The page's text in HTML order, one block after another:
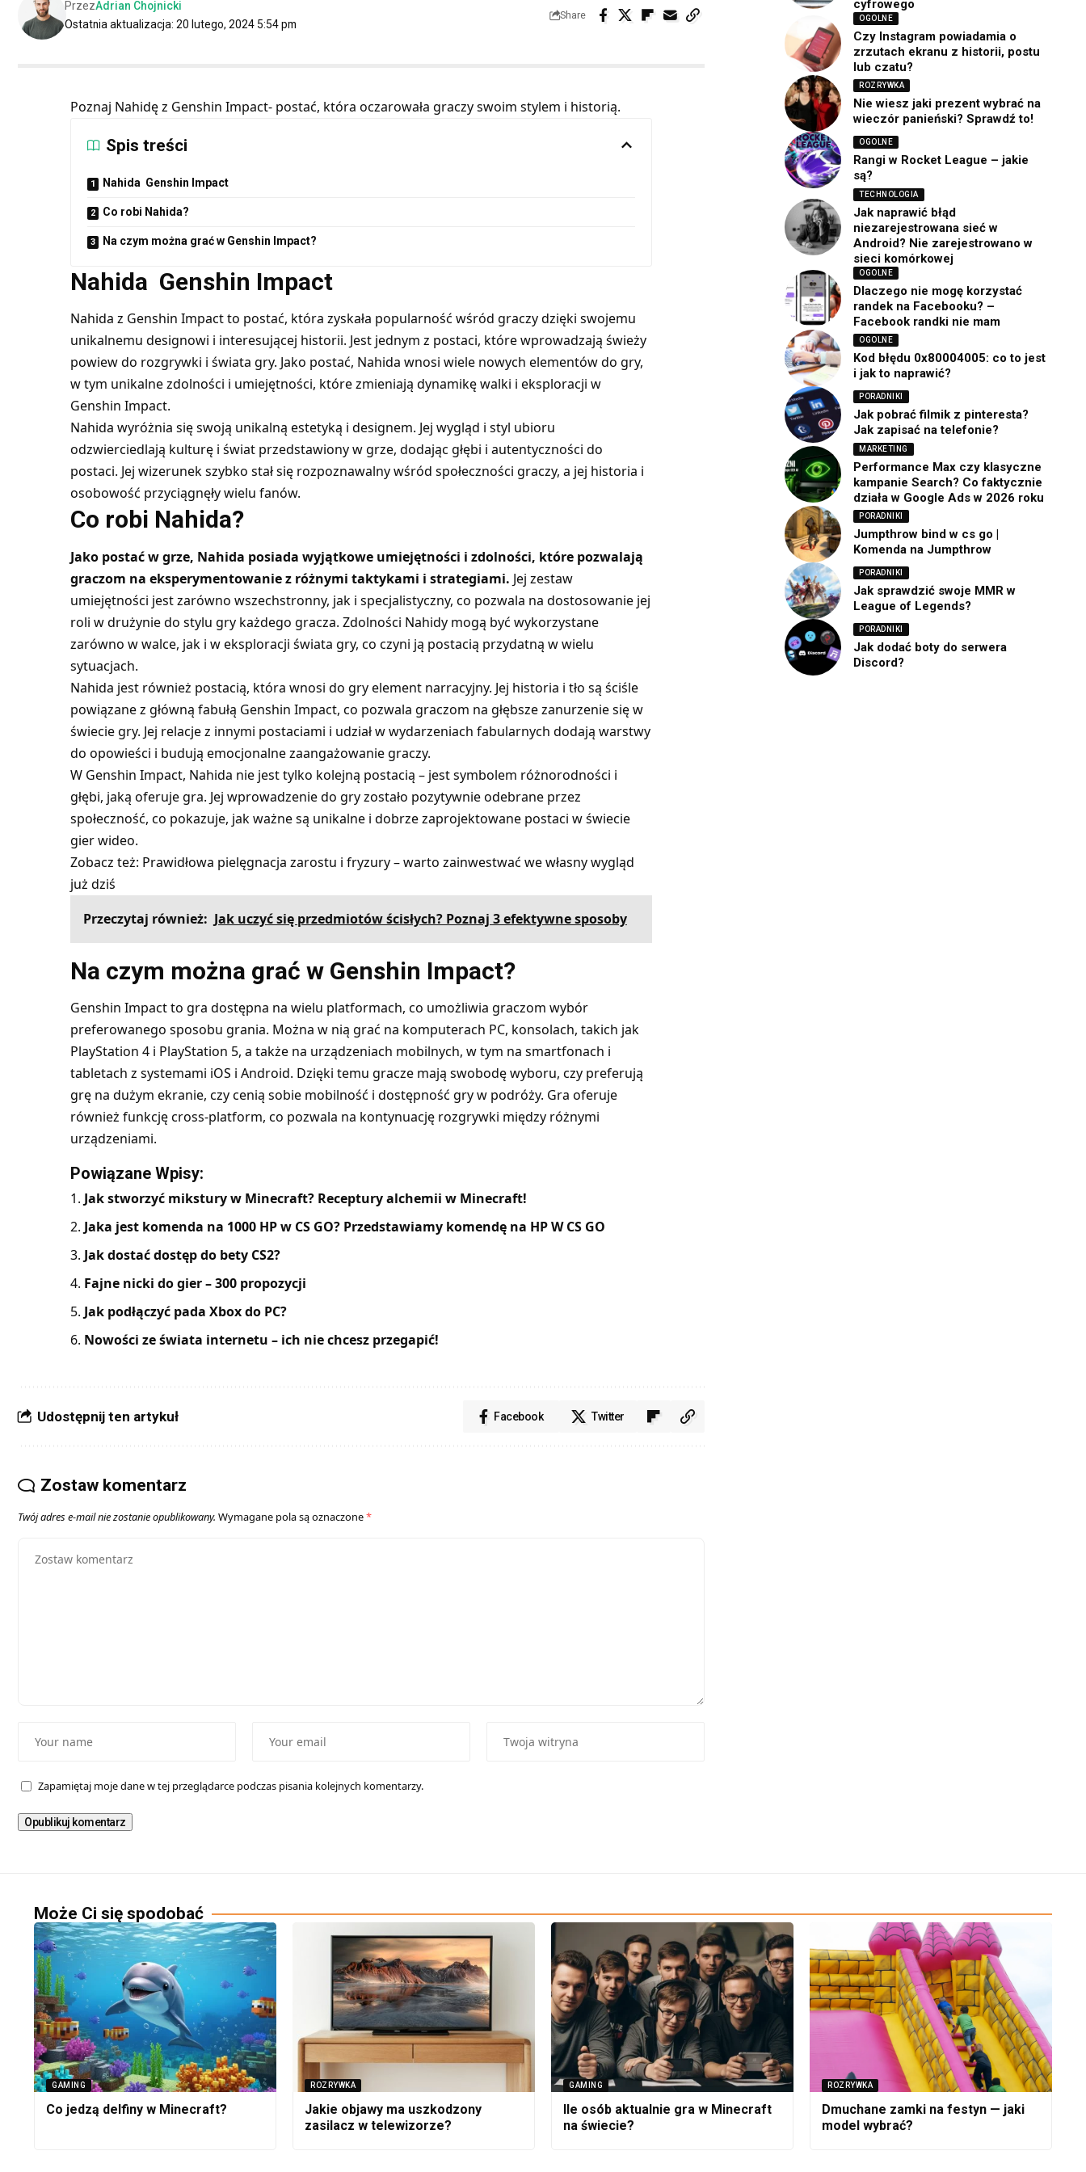
Ostatnia aktualizacja: 20 lutego, 2024 5:54 pm
PrzezAdrian Chojnicki
Share
Poznaj Nahidę z Genshin Impact- postać, która oczarowała graczy swoim stylem i historią.
Spis treści
Nahida Genshin Impact
Co robi Nahida?
Na czym można grać w Genshin Impact?
Nahida Genshin Impact
Nahida z Genshin Impact to postać, która zyskała popularność wśród graczy dzięki swojemu
unikalnemu designowi i interesującej historii. Jest jednym z postaci, które wprowadzają świeży
powiew do rozgrywki i świata gry. Jako postać, Nahida wnosi wiele nowych elementów do gry,
w tym unikalne zdolności i umiejętności, które zmieniają dynamikę walki i eksploracji w
Genshin Impact.
Nahida wyróżnia się swoją unikalną estetyką i designem. Jej wygląd i styl ubioru
odzwierciedlają kulturę i świat przedstawiony w grze, dodając głębi i autentyczności do
postaci. Jej wizerunek szybko stał się rozpoznawalny wśród społeczności graczy, a jej historia i
osobowość przyciągnęły wielu fanów.
Co robi Nahida?
Jako postać w grze, Nahida posiada wyjątkowe umiejętności i zdolności, które pozwalają
graczom na eksperymentowanie z różnymi taktykami i strategiami. Jej zestaw
umiejętności jest zarówno wszechstronny, jak i specjalistyczny, co pozwala na dostosowanie jej
roli w drużynie do stylu gry każdego gracza. Zdolności Nahidy mogą być wykorzystane
zarówno w walce, jak i w eksploracji świata gry, co czyni ją postacią przydatną w wielu
sytuacjach.
Nahida jest również postacią, która wnosi do gry element narracyjny. Jej historia i tło są ściśle
powiązane z główną fabułą Genshin Impact, co pozwala graczom na głębsze zanurzenie się w
świecie gry. Jej relacje z innymi postaciami i udział w wydarzeniach fabularnych dodają warstwy
do opowieści i budują emocjonalne zaangażowanie graczy.
W Genshin Impact, Nahida nie jest tylko kolejną postacią – jest symbolem różnorodności i
głębi, jaką oferuje gra. Jej wprowadzenie do gry zostało pozytywnie odebrane przez
społeczność, co pokazuje, jak ważne są unikalne i dobrze zaprojektowane postaci w świecie
gier wideo.
Zobacz też: Prawidłowa pielęgnacja zarostu i fryzury – warto zainwestwać we własny wygląd
już dziś
Przeczytaj również: Jak uczyć się przedmiotów ścisłych? Poznaj 3 efektywne sposoby
Na czym można grać w Genshin Impact?
Genshin Impact to gra dostępna na wielu platformach, co umożliwia graczom wybór
preferowanego sposobu grania. Można w nią grać na komputerach PC, konsolach, takich jak
PlayStation 4 i PlayStation 5, a także na urządzeniach mobilnych, w tym na smartfonach i
tabletach z systemami iOS i Android. Dzięki temu gracze mają swobodę wyboru, czy preferują
grę na dużym ekranie, czy cenią sobie mobilność i dostępność gry w podróży. Gra oferuje
również funkcję cross-platform, co pozwala na kontynuację rozgrywki między różnymi
urządzeniami.
Powiązane Wpisy:
Jak stworzyć mikstury w Minecraft? Receptury alchemii w Minecraft!
Jaka jest komenda na 1000 HP w CS GO? Przedstawiamy komendę na HP W CS GO
Jak dostać dostęp do bety CS2?
Fajne nicki do gier – 300 propozycji
Jak podłączyć pada Xbox do PC?
Nowości ze świata internetu – ich nie chcesz przegapić!
Udostępnij ten artykuł Facebook Twitter
Zostaw komentarz
Twój adres e-mail nie zostanie opublikowany. Wymagane pola są oznaczone*
Zapamiętaj moje dane w tej przeglądarce podczas pisania kolejnych komentarzy.
cyfrowego
OGOLNE
Czy Instagram powiadamia o
zrzutach ekranu z historii, postu
lub czatu?
ROZRYWKA
Nie wiesz jaki prezent wybrać na
wieczór panieński? Sprawdź to!
OGOLNE
Rangi w Rocket League – jakie
są?
TECHNOLOGIA
Jak naprawić błąd
niezarejestrowana sieć w
Android? Nie zarejestrowano w
sieci komórkowej
OGOLNE
Dlaczego nie mogę korzystać
randek na Facebooku? –
Facebook randki nie mam
OGOLNE
Kod błędu 0x80004005: co to jest
i jak to naprawić?
PORADNIKI
Jak pobrać filmik z pinteresta?
Jak zapisać na telefonie?
MARKETING
Performance Max czy klasyczne
kampanie Search? Co faktycznie
działa w Google Ads w 2026 roku
PORADNIKI
Jumpthrow bind w cs go |
Komenda na Jumpthrow
PORADNIKI
Jak sprawdzić swoje MMR w
League of Legends?
PORADNIKI
Jak dodać boty do serwera
Discord?
Może Ci się spodobać
GAMING
Co jedzą delfiny w Minecraft?
ROZRYWKA
Jakie objawy ma uszkodzony
zasilacz w telewizorze?
GAMING
Ile osób aktualnie gra w Minecraft
na świecie?
ROZRYWKA
Dmuchane zamki na festyn — jaki
model wybrać?